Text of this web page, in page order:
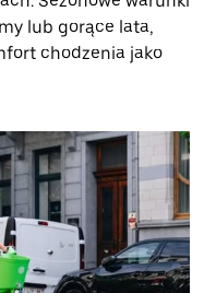
lub gorące lata,
chodzenia jako